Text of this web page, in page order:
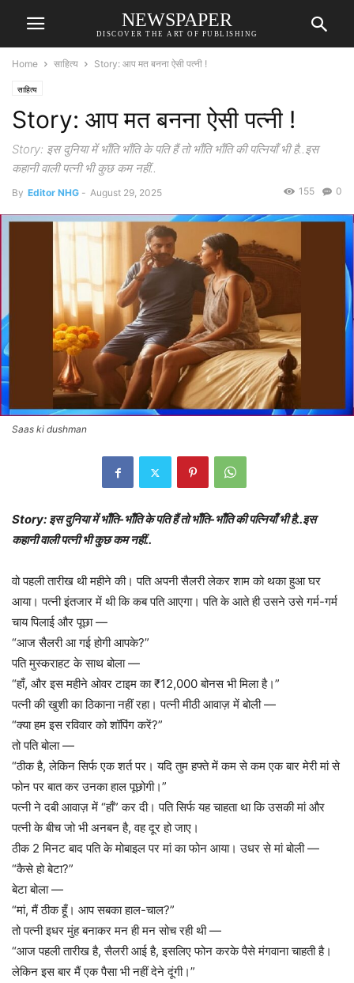
NEWSPAPER
DISCOVER THE ART OF PUBLISHING
Home साहित्य Story: आप मत बनना ऐसी पत्नी !
साहित्य
Story: आप मत बनना ऐसी पत्नी !
Story: इस दुनिया में भाँति भाँति के पति हैं तो भाँति भाँति की पत्नियाँ भी है..इस
कहानी वाली पत्नी भी कुछ कम नहीं..
By Editor NHG - August 29, 2025 0
155
Saas ki dushman
Story: इस दुनिया में भाँति-भाँति के पति हैं तो भाँति-भाँति की पत्नियाँ भी है..इस
कहानी वाली पत्नी भी कुछ कम नहीं..
वो पहली तारीख थी महीने की। पति अपनी सैलरी लेकर शाम को थका हुआ घर
आया। पत्नी इंतजार में थी कि कब पति आएगा। पति के आते ही उसने उसे गर्म-गर्म
चाय पिलाई और पूछा —
“आज सैलरी आ गई होगी आपके?”
पति मुस्कराहट के साथ बोला —
“हाँ, और इस महीने ओवर टाइम का ₹12,000 बोनस भी मिला है।”
पत्नी की खुशी का ठिकाना नहीं रहा। पत्नी मीठी आवाज़ में बोली —
“क्या हम इस रविवार को शॉपिंग करें?”
तो पति बोला —
“ठीक है, लेकिन सिर्फ एक शर्त पर। यदि तुम हफ्ते में कम से कम एक बार मेरी मां से
फोन पर बात कर उनका हाल पूछोगी।”
पत्नी ने दबी आवाज़ में “हाँ” कर दी। पति सिर्फ यह चाहता था कि उसकी मां और
पत्नी के बीच जो भी अनबन है, वह दूर हो जाए।
ठीक 2 मिनट बाद पति के मोबाइल पर मां का फोन आया। उधर से मां बोली —
“कैसे हो बेटा?”
बेटा बोला —
“मां, मैं ठीक हूँ। आप सबका हाल-चाल?”
तो पत्नी इधर मुंह बनाकर मन ही मन सोच रही थी —
“आज पहली तारीख है, सैलरी आई है, इसलिए फोन करके पैसे मंगवाना चाहती है।
लेकिन इस बार मैं एक पैसा भी नहीं देने दूंगी।”